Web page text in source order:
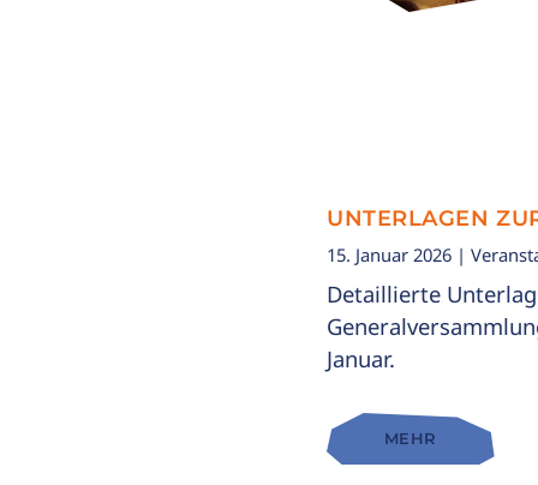
UNTERLAGEN
15. Januar 2026 |
Detaillierte
Januar.
MEHR